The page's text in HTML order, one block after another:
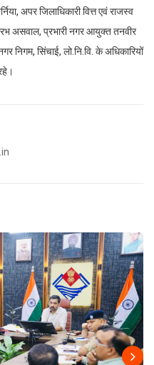
अपर जिलाधिकारी वित्त एवं राजस्व
असवाल, प्रभारी नगर आयुक्त तनवीर
निगम, सिंचाई, लो.नि.वि. के अधिकारियों